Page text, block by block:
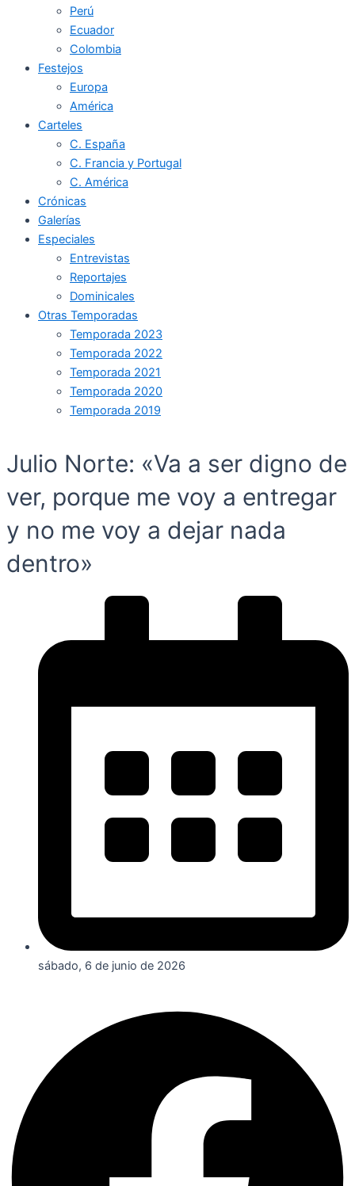
Perú
Ecuador
Colombia
Festejos
Europa
América
Carteles
C. España
C. Francia y Portugal
C. América
Crónicas
Galerías
Especiales
Entrevistas
Reportajes
Dominicales
Otras Temporadas
Temporada 2023
Temporada 2022
Temporada 2021
Temporada 2020
Temporada 2019
Julio Norte: «Va a ser digno de
ver, porque me voy a entregar
y no me voy a dejar nada
dentro»
sábado, 6 de junio de 2026